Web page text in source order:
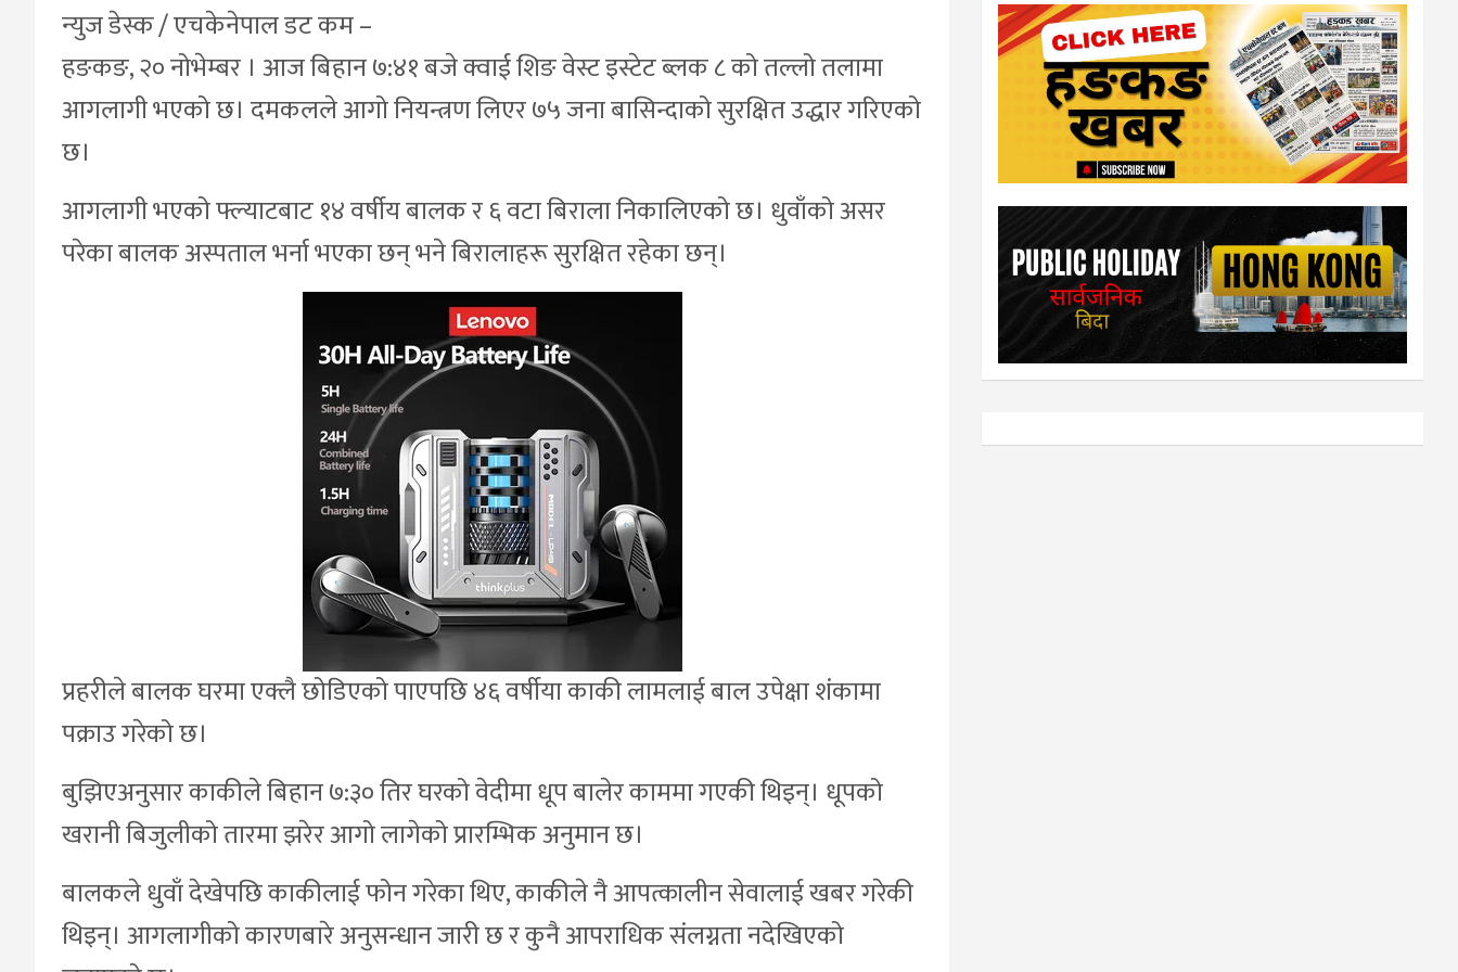
न्युज डेस्क / एचकेनेपाल डट कम –
हङकङ, २० नोभेम्बर । आज बिहान ७:४१ बजे क्वाई शिङ वेस्ट इस्टेट ब्लक ८ को तल्लो तलामा
आगलागी भएको छ। दमकलले आगो नियन्त्रण लिएर ७५ जना बासिन्दाको सुरक्षित उद्धार गरिएको
छ।
आगलागी भएको फ्ल्याटबाट १४ वर्षीय बालक र ६ वटा बिराला निकालिएको छ। धुवाँको असर
परेका बालक अस्पताल भर्ना भएका छन् भने बिरालाहरू सुरक्षित रहेका छन्।
प्रहरीले बालक घरमा एक्लै छोडिएको पाएपछि ४६ वर्षीया काकी लामलाई बाल उपेक्षा शंकामा
पक्राउ गरेको छ।
बुझिएअनुसार काकीले बिहान ७:३० तिर घरको वेदीमा धूप बालेर काममा गएकी थिइन्। धूपको
खरानी बिजुलीको तारमा झरेर आगो लागेको प्रारम्भिक अनुमान छ।
बालकले धुवाँ देखेपछि काकीलाई फोन गरेका थिए, काकीले नै आपत्कालीन सेवालाई खबर गरेकी
थिइन्। आगलागीको कारणबारे अनुसन्धान जारी छ र कुनै आपराधिक संलग्नता नदेखिएको